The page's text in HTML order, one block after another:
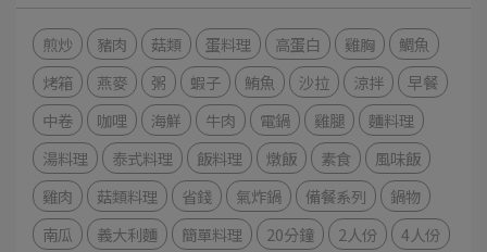
煎炒 豬肉 菇類 蛋料理 高蛋白 雞胸
鯛魚
烤箱
燕麥 粥 蝦子 鮪魚 沙拉 涼拌
早餐
中卷
咖哩 海鮮 牛肉 電鍋 雞腿
麵料理
湯料理
泰式料理 飯料理 燉飯 素食
風味飯
雞肉
菇類料理 省錢 氣炸鍋 備餐系列
鍋物
南瓜
義大利麵 簡單料理 20分鐘 2人份
4人份